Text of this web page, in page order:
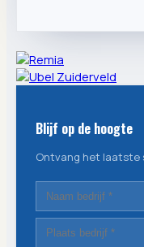
Blijf op de hoogte
Ontvang het laatste